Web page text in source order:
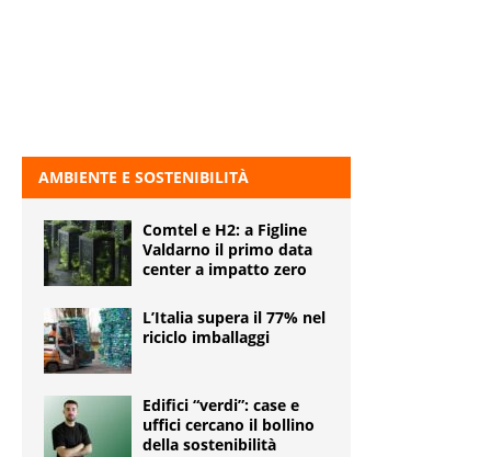
AMBIENTE E SOSTENIBILITÀ
Comtel e H2: a Figline
Valdarno il primo data
center a impatto zero
L’Italia supera il 77% nel
riciclo imballaggi
Edifici “verdi”: case e
uffici cercano il bollino
della sostenibilità